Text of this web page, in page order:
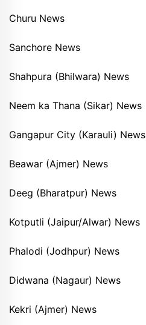
Churu News
Sanchore News
Shahpura (Bhilwara) News
Neem ka Thana (Sikar) News
Gangapur City (Karauli) News
Beawar (Ajmer) News
Deeg (Bharatpur) News
Kotputli (Jaipur/Alwar) News
Phalodi (Jodhpur) News
Didwana (Nagaur) News
Kekri (Ajmer) News